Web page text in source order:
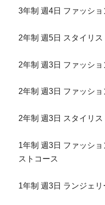
3年制 週4日 ファッショ
2年制 週5日 スタイリス
2年制 週3日 ファッシ
2年制 週3日 ファッシ
2年制 週3日 スタイリス
1年制 週3日 ファッシ
ストコース
1年制 週3日 ランジェ